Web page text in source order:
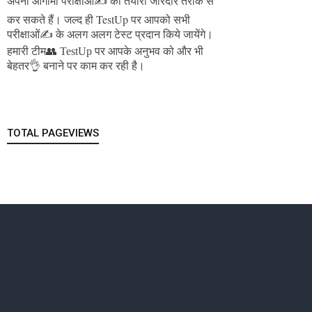
कर सकते हैं।जल्द ही TestUp पर आपको सभी
परीक्षाओं✍️ के अलग अलग टेस्ट प्रदान किये जायेंगे।
हमारी टीम👥 TestUp पर आपके अनुभव को और भी
बेहतर👌 बनाने पर काम कर रही है।
TOTAL PAGEVIEWS